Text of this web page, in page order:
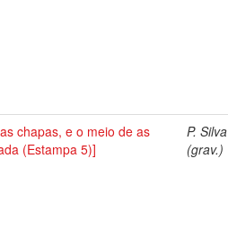
chapas, e o meio de as
(Estampa 5)]
P. Silva
(grav.)